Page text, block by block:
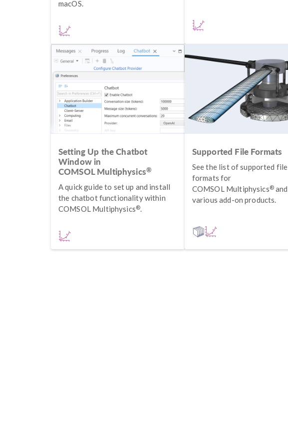
macOS.
Setting Up the Chatbot
Window in
COMSOL Multiphysics®
A quick guide to set up and install
the chatbot functionality within
COMSOL Multiphysics®.
Supported File Formats
See the list of supported file
formats for
COMSOL Multiphysics®and
various add-on products.